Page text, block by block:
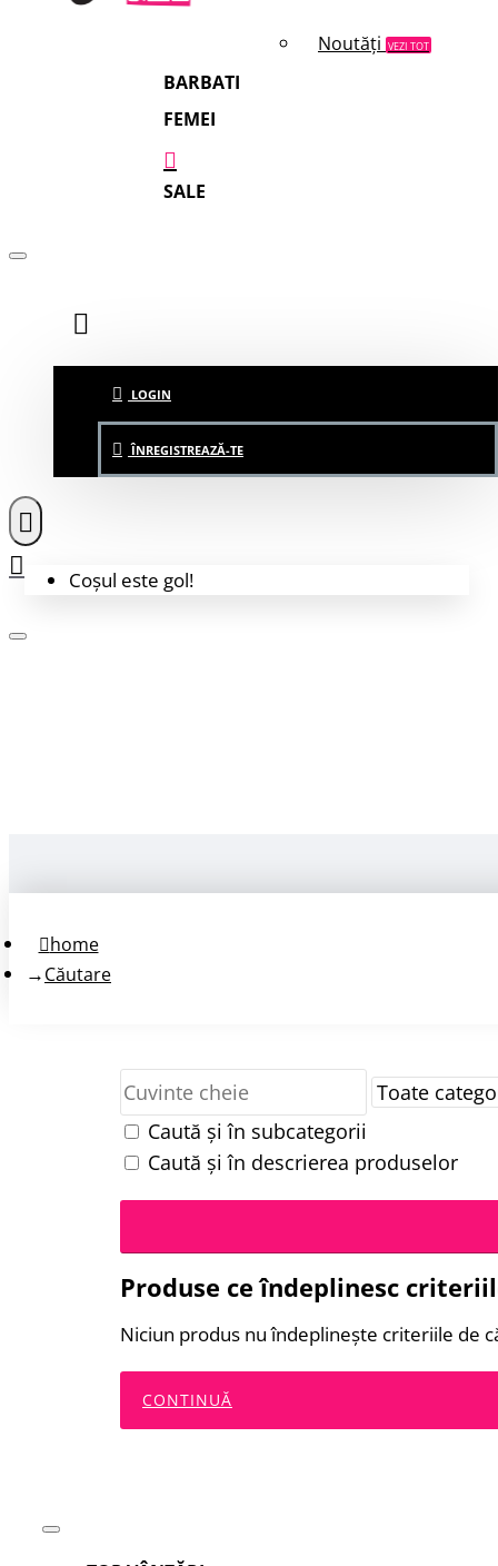
Noutăți VEZI TOT
BARBATI
FEMEI
SALE
LOGIN
ÎNREGISTREAZĂ-TE
Coșul este gol!
home
Căutare
Caută și în subcategorii
Caută și în descrierea produselor
Produse ce îndeplinesc
Niciun produs nu îndeplineşte criteriile de
CONTINUĂ